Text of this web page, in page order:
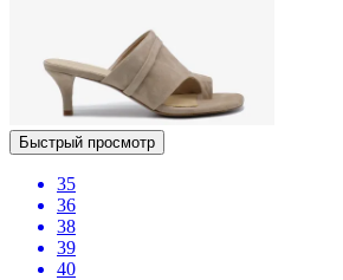
Быстрый просмотр
35
36
38
39
40